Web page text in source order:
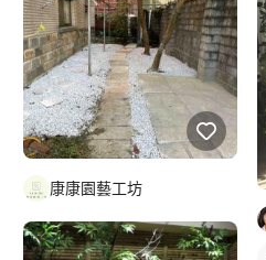
康康園藝工坊